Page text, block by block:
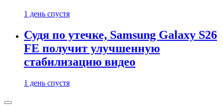
1 день спустя
Судя по утечке, Samsung Galaxy S26
FE получит улучшенную
стабилизацию видео
1 день спустя